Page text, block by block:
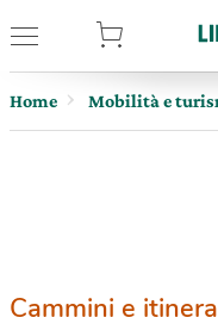
Home Mobilità e
Cammini e